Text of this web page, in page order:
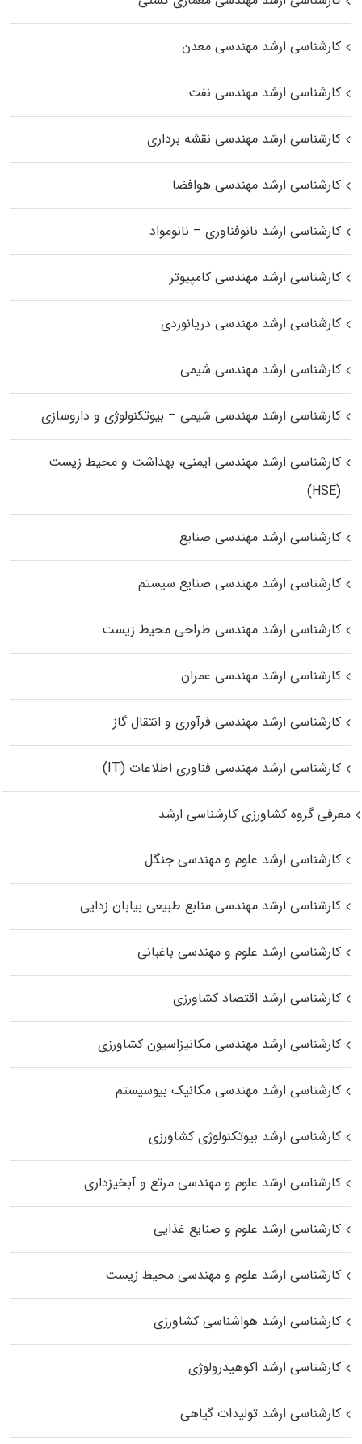
کارشناسی ارشد مهندسی معدن
کارشناسی ارشد مهندسی نفت
کارشناسی ارشد مهندسی نقشه برداری
کارشناسی ارشد مهندسی هوافضا
کارشناسی ارشد نانوفناوری – نانومواد
کارشناسی ارشد مهندسی کامپیوتر
کارشناسی ارشد مهندسی دریانوردی
کارشناسی ارشد مهندسی شیمی
کارشناسی ارشد مهندسی شیمی – بیوتکنولوژی و داروسازی
کارشناسی ارشد مهندسی ایمنی، بهداشت و محیط زیست
(HSE)
کارشناسی ارشد مهندسی صنایع
کارشناسی ارشد مهندسی صنایع سیستم
کارشناسی ارشد مهندسی طراحی محیط زیست
کارشناسی ارشد مهندسی عمران
کارشناسی ارشد مهندسی فرآوری و انتقال گاز
کارشناسی ارشد مهندسی فناوری اطلاعات (IT)
معرفی گروه کشاورزی کارشناسی ارشد
کارشناسی ارشد علوم و مهندسی جنگل
کارشناسی ارشد مهندسی منابع طبیعی بیابان زدایی
کارشناسی ارشد علوم و مهندسی باغبانی
کارشناسی ارشد اقتصاد کشاورزی
کارشناسی ارشد مهندسی مکانیزاسیون کشاورزی
کارشناسی ارشد مهندسی مکانیک بیوسیستم
کارشناسی ارشد بیوتکنولوژی کشاورزی
کارشناسی ارشد علوم و مهندسی مرتع و آبخیزداری
کارشناسی ارشد علوم و صنایع غذایی
کارشناسی ارشد علوم و مهندسی محیط زیست
کارشناسی ارشد هواشناسی کشاورزی
کارشناسی ارشد اکوهیدرولوژی
کارشناسی ارشد تولیدات گیاهی